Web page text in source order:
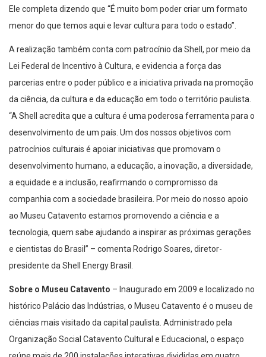
menor do que temos aqui e levar cultura para todo o estado”.
Lei Federal de Incentivo à Cultura, e evidencia a força das
parcerias entre o poder público e a iniciativa privada na promoção
da ciência, da cultura e da educação em todo o território paulista.
“A Shell acredita que a cultura é uma poderosa ferramenta para o
desenvolvimento de um país. Um dos nossos objetivos com
patrocínios culturais é apoiar iniciativas que promovam o
desenvolvimento humano, a educação, a inovação, a diversidade,
a equidade e a inclusão, reafirmando o compromisso da
companhia com a sociedade brasileira. Por meio do nosso apoio
ao Museu Catavento estamos promovendo a ciência e a
tecnologia, quem sabe ajudando a inspirar as próximas gerações
e cientistas do Brasil” – comenta Rodrigo Soares, diretor-
presidente da Shell Energy Brasil.
histórico Palácio das Indústrias, o Museu Catavento é o museu de
ciências mais visitado da capital paulista. Administrado pela
Organização Social Catavento Cultural e Educacional, o espaço
reúne mais de 200 instalações interativas divididas em quatro